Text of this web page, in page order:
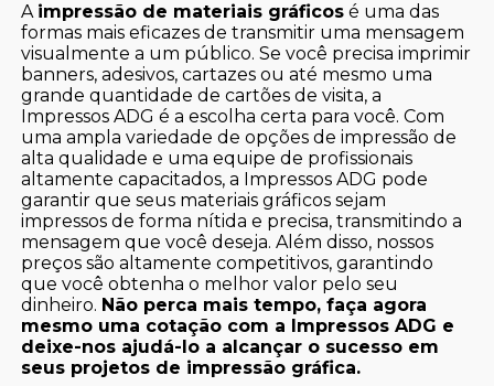
A impressão de materiais gráficos é uma das
formas mais eficazes de transmitir uma mensagem
visualmente a um público. Se você precisa imprimir
banners, adesivos, cartazes ou até mesmo uma
grande quantidade de cartões de visita, a
Impressos ADG é a escolha certa para você. Com
uma ampla variedade de opções de impressão de
alta qualidade e uma equipe de profissionais
altamente capacitados, a Impressos ADG pode
garantir que seus materiais gráficos sejam
impressos de forma nítida e precisa, transmitindo a
mensagem que você deseja. Além disso, nossos
preços são altamente competitivos, garantindo
que você obtenha o melhor valor pelo seu
dinheiro. Não perca mais tempo, faça agora
mesmo uma cotação com a Impressos ADG e
deixe-nos ajudá-lo a alcançar o sucesso em
seus projetos de impressão gráfica.